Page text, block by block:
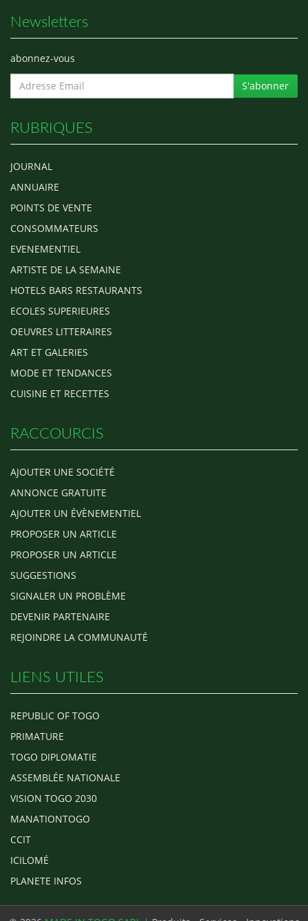
Newsletters
abonnez-vous
S'abonner
RUBRIQUES
JOURNAL
ANNUAIRE
POINTS DE VENTE
CONSOMMATEURS
EVENEMENTIEL
ARTISTE DE LA SEMAINE
HOTELS BARS RESTAURANTS
ECOLES SUPERIEURES
OEUVRES LITTERAIRES
ART ET GALERIES
MODE ET TENDANCES
CUISINE ET RECETTES
RACCOURCIS
AJOUTER UNE SOCIÉTÉ
ANNONCE GRATUITE
AJOUTER UN ÉVÈNEMENTIEL
PROPOSER UN ARTICLE
PROPOSER UN ARTICLE
SUGGESTIONS
SIGNALER UN PROBLÈME
DEVENIR PARTENAIRE
REJOINDRE LA COMMUNAUTÉ
LIENS UTILES
REPUBLIC OF TOGO
PRIMATURE
TOGO DIPLOMATIE
ASSEMBLÉE NATIONALE
VISION TOGO 2030
MANATIONTOGO
CCIT
ICILOMÉ
PLANETE INFOS